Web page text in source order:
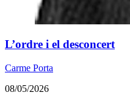
L’ordre i el desconcert
Carme Porta
08/05/2026